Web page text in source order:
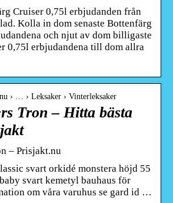
Cruiser 0,75l erbjudanden från
Kolla in dom senaste Bottenfärg
och njut av dom billigaste
0,75l erbjudandena till dom allra
› … › Leksaker › Vinterleksaker
Tron – Hitta bästa
– Prisjakt.nu
svart orkidé monstera höjd 55
svart kemetyl bauhaus för
om våra varuhus se gard id …